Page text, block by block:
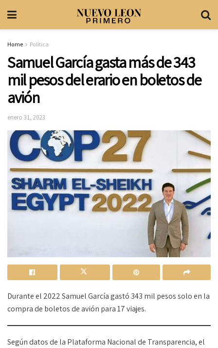
Home Política
Samuel García gasta más de 343
mil pesos del erario en boletos de
avión
enero 31, 2023
Durante el 2022 Samuel García gastó 343 mil pesos solo en la
compra de boletos de avión para 17 viajes.
Según datos de la Plataforma Nacional de Transparencia, el